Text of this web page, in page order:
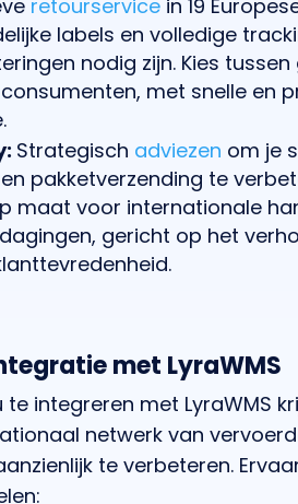
retourservice in 19
labels en volledige
nodig zijn. Kies
met snelle en
Strategisch adviezen om je
pakketverzending te
maat voor internationale
gericht op het
met LyraWMS
te integreren met LyraWMS
netwerk van
te verbeteren.